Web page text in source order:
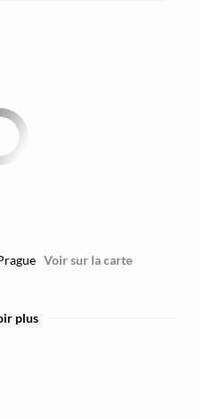
Voir sur la carte
plus